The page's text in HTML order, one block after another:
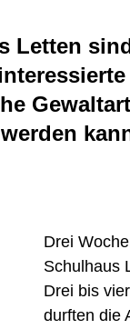
Letten
Drei
Schulhaus
Drei bis
durften die